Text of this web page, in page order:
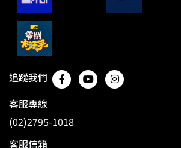
追蹤我們
客服專線
(02)2795-1018
客服信箱